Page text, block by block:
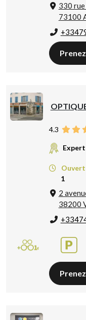
330
73100
4.3
Ouvert
1
2
38200